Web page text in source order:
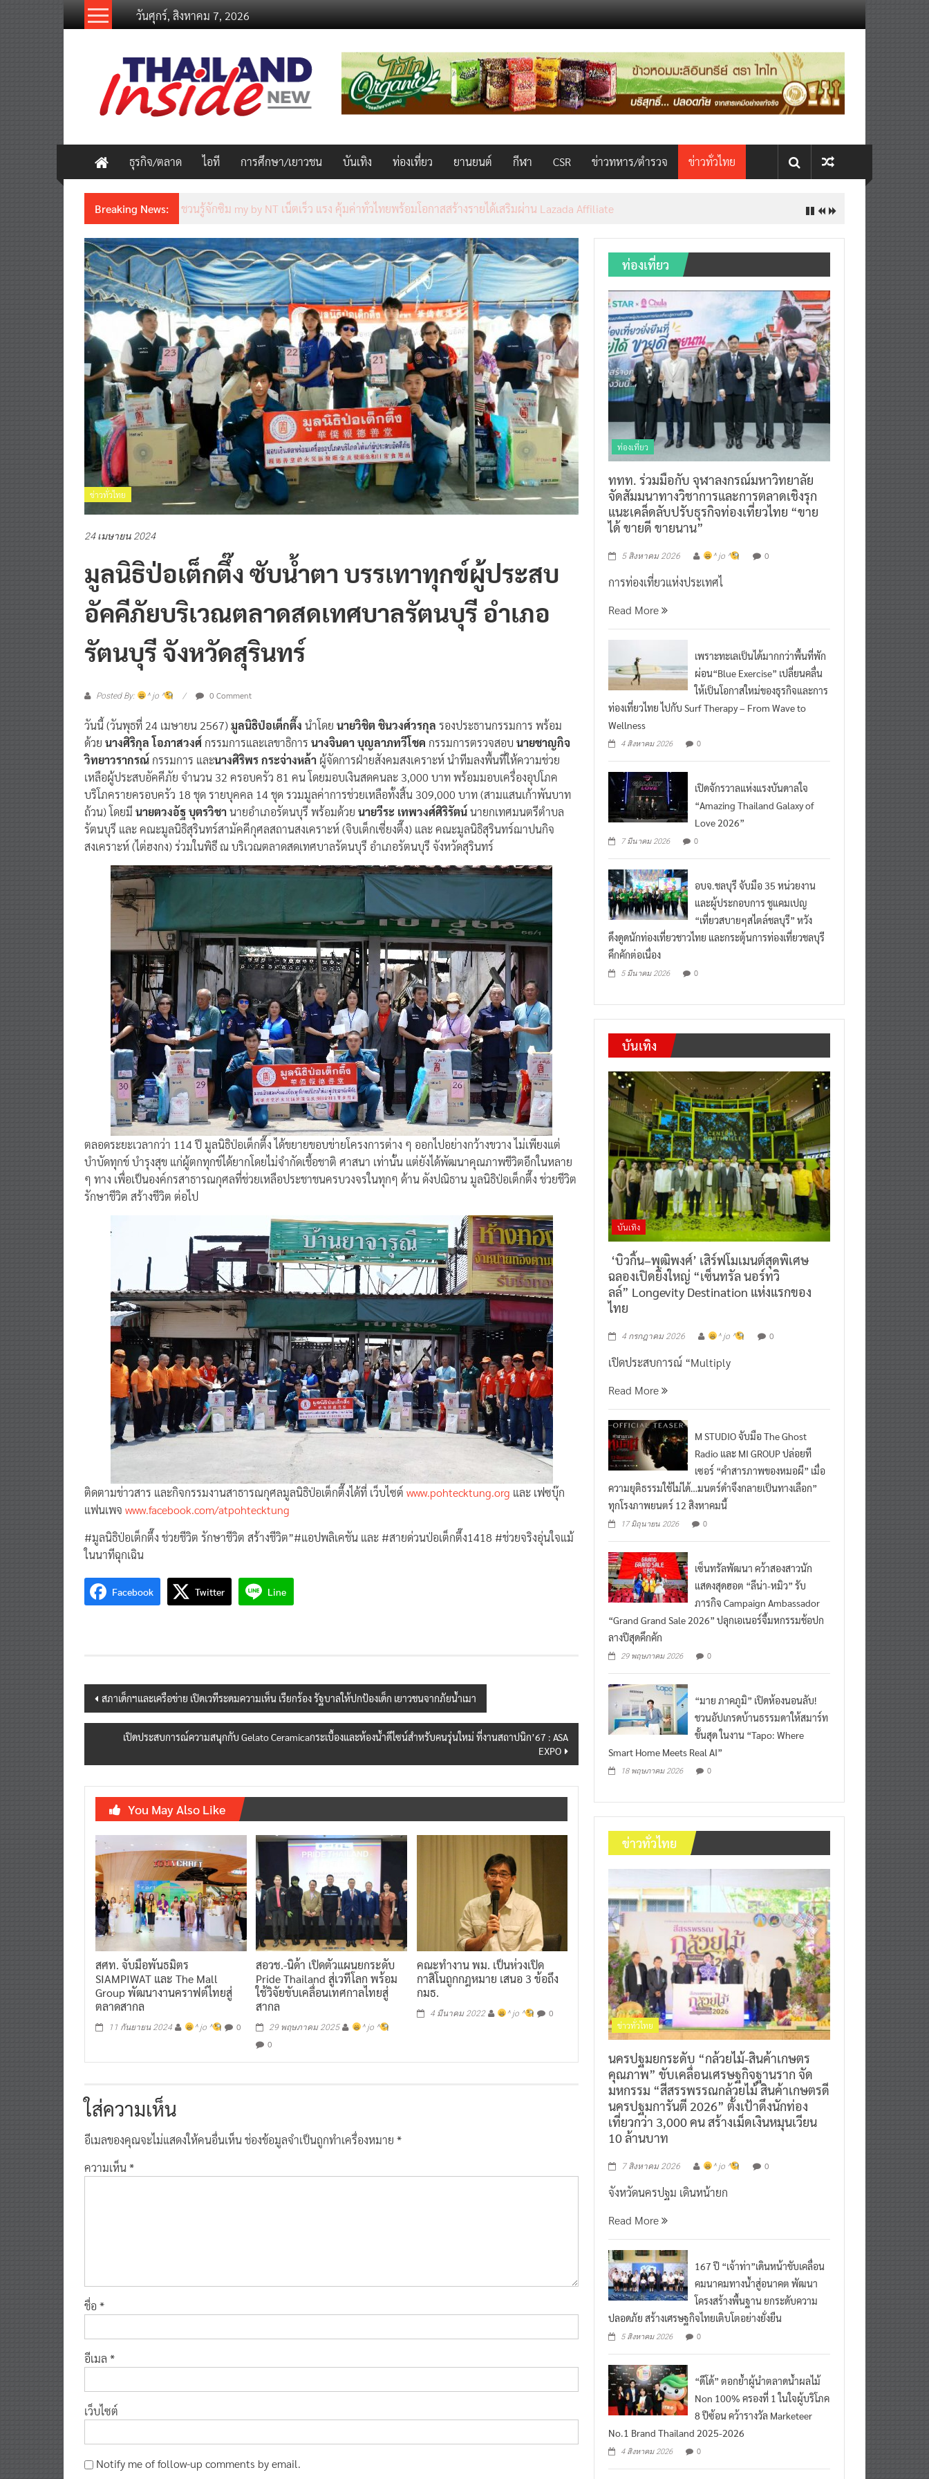
วันศุกร์, สิงหาคม 7, 2026
thailandinsidenew.com
Thailand
Inside
New
ธุรกิจ/ตลาด ไอที การศึกษา/เยาวชน บันเทิง ท่องเที่ยว ยานยนต์ กีฬา CSR ข่าวทหาร/ตำรวจ ข่าวทั่วไทย
Breaking News: ชวนรู้จักซิม my by NT เน็ตเร็ว แรง คุ้มค่าทั่วไทยพร้อมโอกาสสร้างรายได้เสริมผ่าน Lazada Affiliate
ข่าวทั่วไทย
24 เมษายน 2024
มูลนิธิป่อเต็กตึ๊ง ซับน้ำตา บรรเทาทุกข์ผู้ประสบ
อัคคีภัยบริเวณตลาดสดเทศบาลรัตนบุรี อำเภอ
รัตนบุรี จังหวัดสุรินทร์
Posted By: ^ jo ^ 0 Comment
วันนี้ (วันพุธที่ 24 เมษายน 2567)มูลนิธิป่อเต็กตึ๊ง นำโดย นายวิชิต ชินวงศ์วรกุล รองประธานกรรมการ พร้อม
ด้วย นางศิริกุล โอภาสวงศ์ กรรมการและเลขาธิการ นางจินดา บุญลาภทวีโชค กรรมการตรวจสอบ นายชาญกิจ
วิทยาวรากรณ์ กรรมการ และนางศิริพร กระจ่างหล้า ผู้จัดการฝ่ายสังคมสงเคราะห์ นำทีมลงพื้นที่ให้ความช่วย
เหลือผู้ประสบอัคคีภัย จำนวน 32 ครอบครัว 81 คน โดยมอบเงินสดคนละ 3,000 บาท พร้อมมอบเครื่องอุปโภค
บริโภครายครอบครัว 18 ชุด รายบุคคล 14 ชุด รวมมูลค่าการช่วยเหลือทั้งสิ้น 309,000 บาท (สามแสนเก้าพันบาท
ถ้วน) โดยมี นายตวงอัฐ บุตรวิชานายอำเภอรัตนบุรี พร้อมด้วย นายวีระ เทพวงศ์ศิริรัตน์นายกเทศมนตรีตำบล
รัตนบุรี และ คณะมูลนิธิสุรินทร์สามัคคีกุศลสถานสงเคราะห์ (จิบเต็กเซี่ยงตึ๊ง) และ คณะมูลนิธิสุรินทร์ฌาปนกิจ
สงเคราะห์ (ไต่ฮงกง) ร่วมในพิธี ณ บริเวณตลาดสดเทศบาลรัตนบุรี อำเภอรัตนบุรี จังหวัดสุรินทร์
ตลอดระยะเวลากว่า 114 ปี มูลนิธิป่อเต็กตึ๊ง ได้ขยายขอบข่ายโครงการต่าง ๆ ออกไปอย่างกว้างขวาง ไม่เพียงแต่
บำบัดทุกข์ บำรุงสุข แก่ผู้ตกทุกข์ได้ยากโดยไม่จำกัดเชื้อชาติ ศาสนา เท่านั้น แต่ยังได้พัฒนาคุณภาพชีวิตอีกในหลาย
ๆ ทาง เพื่อเป็นองค์กรสาธารณกุศลที่ช่วยเหลือประชาชนครบวงจรในทุกๆ ด้าน ดังปณิธาน มูลนิธิป่อเต็กตึ๊ง ช่วยชีวิต
รักษาชีวิต สร้างชีวิต ต่อไป
ติดตามข่าวสาร และกิจกรรมงานสาธารณกุศลมูลนิธิป่อเต็กตึ๊งได้ที่ เว็บไซต์ www.pohtecktung.org และ เฟซบุ๊ก
แฟนเพจ www.facebook.com/atpohtecktung
#มูลนิธิป่อเต็กตึ๊ง ช่วยชีวิต รักษาชีวิต สร้างชีวิต”#แอปพลิเคชัน และ #สายด่วนป่อเต็กตึ๊ง1418 #ช่วยจริงอุ่นใจแม้
ในนาทีฉุกเฉิน
Facebook Twitter Line
Post
navigation
สภาเด็กฯและเครือข่าย เปิดเวทีระดมความเห็น เรียกร้อง รัฐบาลให้ปกป้องเด็ก เยาวชนจากภัยน้ำเมา
เปิดประสบการณ์ความสนุกกับ Gelato Ceramicaกระเบื้องและห้องน้ำดีไซน์สำหรับคนรุ่นใหม่ ที่งานสถาปนิก’67 : ASA
EXPO
You May Also Like
สศท. จับมือพันธมิตร
SIAMPIWAT และ The Mall
Group พัฒนางานคราฟต์ไทยสู่
ตลาดสากล
11 กันยายน 2024 ^ jo ^ 0
สอวช.-นิด้า เปิดตัวแผนยกระดับ
Pride Thailand สู่เวทีโลก พร้อม
ใช้วิจัยขับเคลื่อนเทศกาลไทยสู่
สากล
29 พฤษภาคม 2025 ^ jo ^
0
คณะทำงาน พม. เป็นห่วงเปิด
กาสิโนถูกกฎหมาย เสนอ 3 ข้อถึง
กมธ.
4 มีนาคม 2022 ^ jo ^ 0
ใส่ความเห็น
อีเมลของคุณจะไม่แสดงให้คนอื่นเห็นช่องข้อมูลจำเป็นถูกทำเครื่องหมาย *
ความเห็น*
ชื่อ *
อีเมล *
เว็บไซต์
Notify me of follow-up comments by email.
ท่องเที่ยว
ท่องเที่ยว
ททท. ร่วมมือกับ จุฬาลงกรณ์มหาวิทยาลัย
จัดสัมมนาทางวิชาการและการตลาดเชิงรุก
แนะเคล็ดลับปรับธุรกิจท่องเที่ยวไทย “ขาย
ได้ ขายดี ขายนาน”
5 สิงหาคม 2026 ^ jo ^ 0
การท่องเที่ยวแห่งประเทศไ
Read More
เพราะทะเลเป็นได้มากกว่าพื้นที่พัก
ผ่อน“Blue Exercise” เปลี่ยนคลื่น
ให้เป็นโอกาสใหม่ของธุรกิจและการ
ท่องเที่ยวไทย ไปกับ Surf Therapy – From Wave to
Wellness
4 สิงหาคม 2026 0
เปิดจักรวาลแห่งแรงบันดาลใจ
“Amazing Thailand Galaxy of
Love 2026”
7 มีนาคม 2026 0
อบจ.ชลบุรี จับมือ 35 หน่วยงาน
และผู้ประกอบการ ชูแคมเปญ
“เที่ยวสบายๆสไตล์ชลบุรี” หวัง
ดึงดูดนักท่องเที่ยวชาวไทย และกระตุ้นการท่องเที่ยวชลบุรี
คึกคักต่อเนื่อง
5 มีนาคม 2026 0
บันเทิง
บันเทิง
‘บิวกิ้น–พุฒิพงศ์’ เสิร์ฟโมเมนต์สุดพิเศษ
ฉลองเปิดยิ่งใหญ่ “เซ็นทรัล นอร์ทวิ
ลล์” Longevity Destination แห่งแรกของ
ไทย
4 กรกฎาคม 2026 ^ jo ^ 0
เปิดประสบการณ์ “Multiply
Read More
M STUDIO จับมือ The Ghost
Radio และ MI GROUP ปล่อยที
เซอร์ “คำสารภาพของหมอผี” เมื่อ
ความยุติธรรมใช้ไม่ได้…มนตร์ดำจึงกลายเป็นทางเลือก”
ทุกโรงภาพยนตร์ 12 สิงหาคมนี้
17 มิถุนายน 2026 0
เซ็นทรัลพัฒนา คว้าสองสาวนัก
แสดงสุดฮอต “ลีน่า-หมิว” รับ
ภารกิจ Campaign Ambassador
“Grand Grand Sale 2026” ปลุกเอเนอร์จี้มหกรรมช้อปก
ลางปีสุดคึกคัก
29 พฤษภาคม 2026 0
“มาย ภาคภูมิ” เปิดห้องนอนลับ!
ชวนอัปเกรดบ้านธรรมดาให้สมาร์ท
ขั้นสุด ในงาน “Tapo: Where
Smart Home Meets Real AI”
18 พฤษภาคม 2026 0
ข่าวทั่วไทย
ข่าวทั่วไทย
นครปฐมยกระดับ “กล้วยไม้-สินค้าเกษตร
คุณภาพ” ขับเคลื่อนเศรษฐกิจฐานราก จัด
มหกรรม “สีสรรพรรณกล้วยไม้ สินค้าเกษตรดี
นครปฐมการันตี 2026” ตั้งเป้าดึงนักท่อง
เที่ยวกว่า 3,000 คน สร้างเม็ดเงินหมุนเวียน
10 ล้านบาท
7 สิงหาคม 2026 ^ jo ^ 0
จังหวัดนครปฐม เดินหน้ายก
Read More
167 ปี “เจ้าท่า”เดินหน้าขับเคลื่อน
คมนาคมทางน้ำสู่อนาคต พัฒนา
โครงสร้างพื้นฐาน ยกระดับความ
ปลอดภัย สร้างเศรษฐกิจไทยเติบโตอย่างยั่งยืน
5 สิงหาคม 2026 0
“ดีโด้” ตอกย้ำผู้นำตลาดน้ำผลไม้
Non 100% ครองที่ 1 ในใจผู้บริโภค
8 ปีซ้อน คว้ารางวัล Marketeer
No.1 Brand Thailand 2025-2026
4 สิงหาคม 2026 0